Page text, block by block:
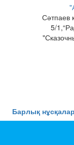
Сәтпаев
5/
Барлық